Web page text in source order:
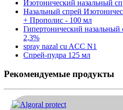
Изотонический назальный
Назальный спрей
+ Прополис - 100 мл
Гипертонический назальный
2,3%
spray nazal cu ACC N1
Спрей-пудра 125 мл
Рекомендуемые продукты